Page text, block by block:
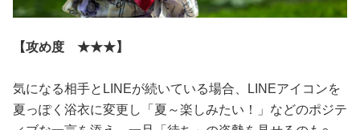
【攻め度 ★★★】
気になる相手とLINEが続いている場合、LINEアイコンを
夏っぽく浴衣に変更し「夏～楽しみたい！」などのポジテ